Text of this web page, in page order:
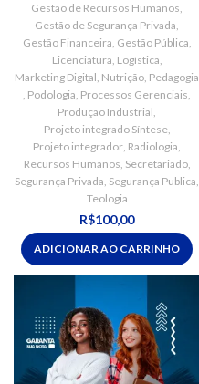
Gestão de Recursos Humanos,
Gestão de Segurança Privada,
Gestão Financeira, Gestão Pública,
Licenciatura, Logística,
Marketing Digital, Nutrição, Pedagogia
, Podologia, Processos Gerenciais,
Produção Industrial,
Projeto integrado Síntese,
Projeto integrador, Radiologia,
Recursos Humanos, Secretariado,
Segurança Privada, Segurança Publica,
Teologia
R$100,00
ADICIONAR AO CARRINHO